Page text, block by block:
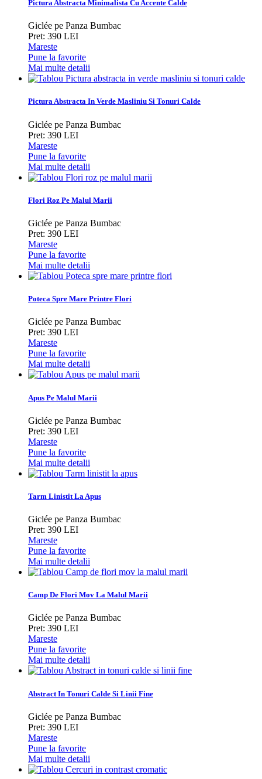
Pictura Abstracta Minimalista Cu Accente Calde
Giclée pe Panza Bumbac
Pret: 390 LEI
Mareste
Pune la favorite
Mai multe detalii
Pictura Abstracta In Verde Masliniu Si Tonuri Calde
Giclée pe Panza Bumbac
Pret: 390 LEI
Mareste
Pune la favorite
Mai multe detalii
Flori Roz Pe Malul Marii
Giclée pe Panza Bumbac
Pret: 390 LEI
Mareste
Pune la favorite
Mai multe detalii
Poteca Spre Mare Printre Flori
Giclée pe Panza Bumbac
Pret: 390 LEI
Mareste
Pune la favorite
Mai multe detalii
Apus Pe Malul Marii
Giclée pe Panza Bumbac
Pret: 390 LEI
Mareste
Pune la favorite
Mai multe detalii
Tarm Linistit La Apus
Giclée pe Panza Bumbac
Pret: 390 LEI
Mareste
Pune la favorite
Mai multe detalii
Camp De Flori Mov La Malul Marii
Giclée pe Panza Bumbac
Pret: 390 LEI
Mareste
Pune la favorite
Mai multe detalii
Abstract In Tonuri Calde Si Linii Fine
Giclée pe Panza Bumbac
Pret: 390 LEI
Mareste
Pune la favorite
Mai multe detalii